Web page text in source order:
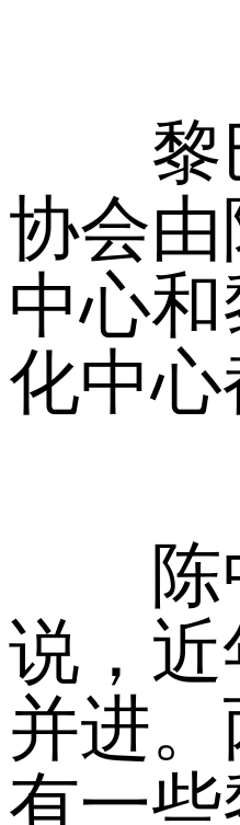
黎巴
协会
中心
化中
陈中
说，
并进
有一